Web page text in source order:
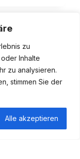
zu
Inhalte
zu analysieren.
stimmen Sie der
Alle akzeptieren
Gül